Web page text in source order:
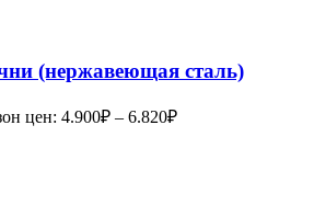
(нержавеющая сталь)
цен: 4.900₽ – 6.820₽